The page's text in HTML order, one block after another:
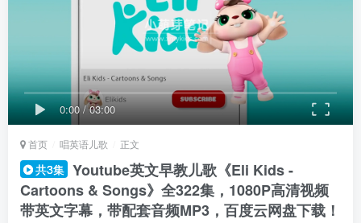
0:00/03:00
首页 唱英语儿歌 正文
共3集 Youtube英文早教儿歌《Eli Kids -
Cartoons & Songs》全322集，1080P高清视频
带英文字幕，带配套音频MP3，百度云网盘下载！